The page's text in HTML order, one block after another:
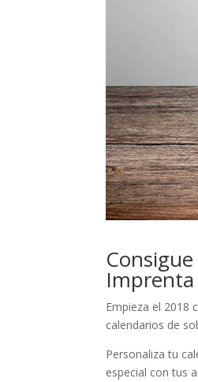
Imprenta
Empieza el 2018
calendarios de
Personaliza tu
especial con tus